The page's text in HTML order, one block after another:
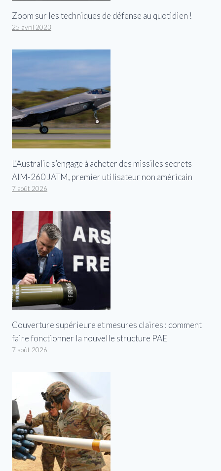
Zoom sur les techniques de défense au quotidien !
25 avril 2023
L’Australie s’engage à acheter des missiles secrets
AIM-260 JATM, premier utilisateur non américain
7 août 2026
Couverture supérieure et mesures claires : comment
faire fonctionner la nouvelle structure PAE
7 août 2026